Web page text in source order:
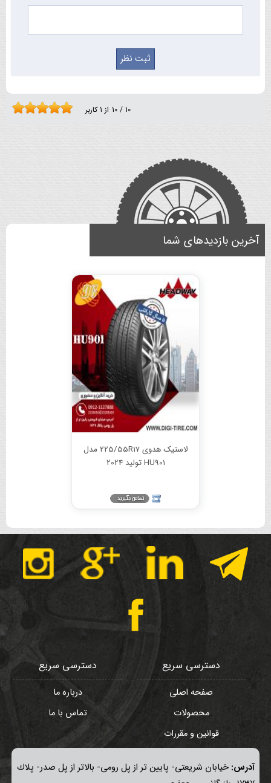
10 / 10 از 1کاربر
آخرین بازدیدهای شما
لاستیک هدوی 225/55R17 مدل
HU901 تولید 2024
دسترسی سریع
صفحه اصلی
محصولات
قوانین و مقررات
دسترسی سریع
درباره ما
تماس با ما
آدرس: خيابان شريعتی- پايين تر از پل رومی- بالاتر از پل صدر- پلاك